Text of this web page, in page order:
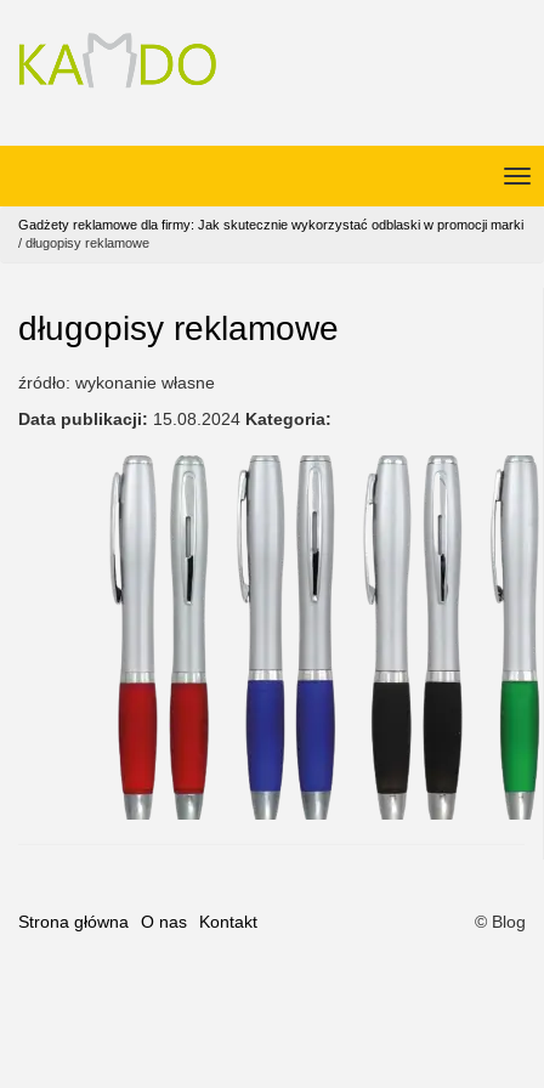
Gadżety reklamowe dla firmy: Jak skutecznie wykorzystać odblaski w promocji marki
/ długopisy reklamowe
długopisy reklamowe
źródło: wykonanie własne
Data publikacji: 15.08.2024 Kategoria:
Strona główna O nas Kontakt © Blog